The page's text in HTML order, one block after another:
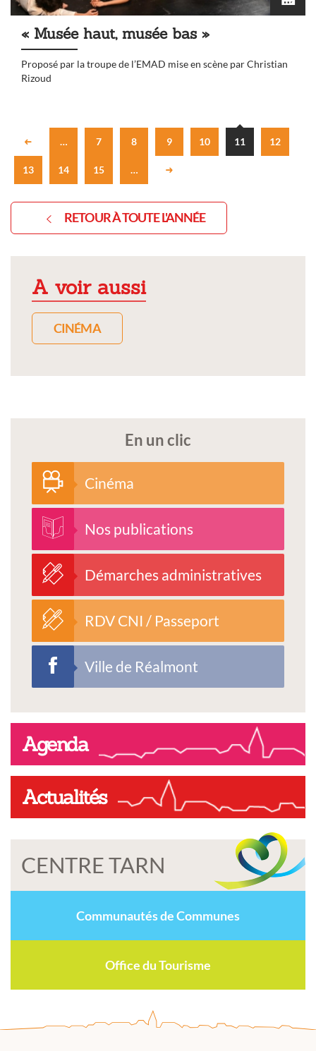
« Musée haut, musée bas »
Proposé par la troupe de l’EMAD mise en scène par Christian
Rizoud
… 7 8 9 10 11 12
13 14 15 …
RETOUR À TOUTE L'ANNÉE
A voir aussi
CINÉMA
En un clic
Cinéma
Nos publications
Démarches administratives
RDV CNI / Passeport
Ville de Réalmont
Agenda
Actualités
CENTRE TARN
Communautés de Communes
Office du Tourisme